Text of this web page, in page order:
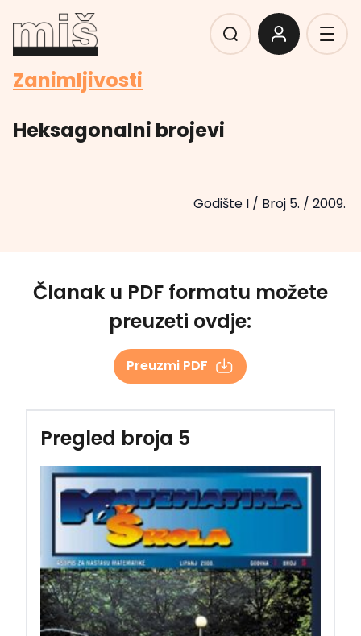
Zanimljivosti
Heksagonalni brojevi
Godište I/ Broj 5. / 2009.
Članak u PDF formatu možete
preuzeti ovdje:
Preuzmi PDF
Pregled broja 5